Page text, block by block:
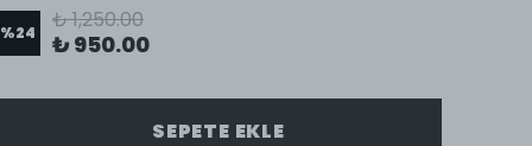
%24 ₺ 1,250.00
₺ 950.00
SEPETE EKLE